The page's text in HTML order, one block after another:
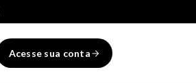
Acesse sua conta